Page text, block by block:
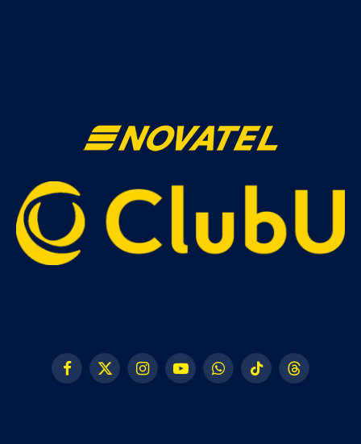
Facebook
X
InstagramYouTubeWhatsAppTikTokThreads